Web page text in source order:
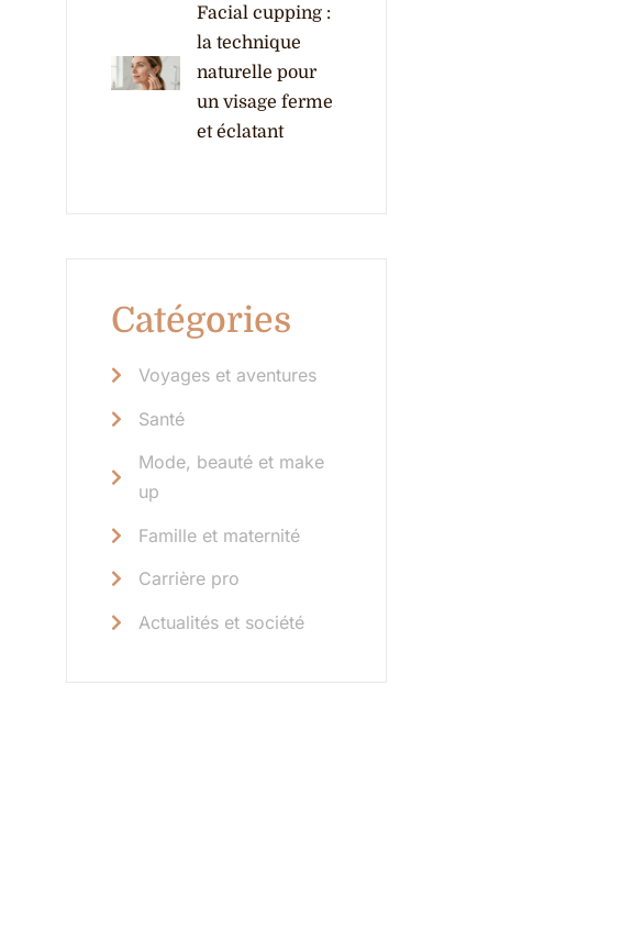
Facial cupping :
la technique
naturelle pour
un visage ferme
et éclatant
Catégories
Voyages et aventures
Santé
Mode, beauté et make
up
Famille et maternité
Carrière pro
Actualités et société